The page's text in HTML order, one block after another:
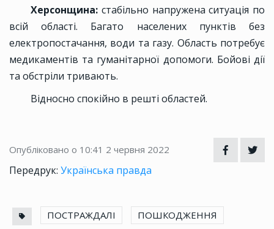
Херсонщина: стабільно напружена ситуація по
всій області. Багато населених пунктів без
електропостачання, води та газу. Область потребує
медикаментів та гуманітарної допомоги. Бойові дії
та обстріли тривають.
Відносно спокійно в решті областей.
Опубліковано о 10:41 2 червня 2022
Передрук: Українська правда
ПОСТРАЖДАЛІ ПОШКОДЖЕННЯ